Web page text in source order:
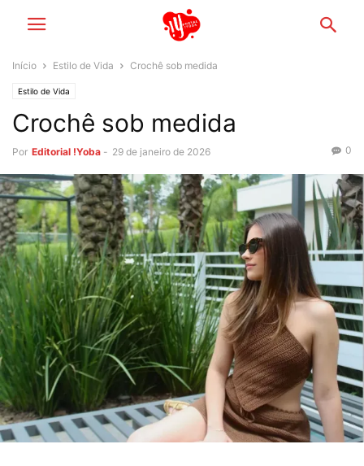
Início Estilo de Vida Crochê sob medida
Estilo de Vida
Crochê sob medida
Por Editorial !Yoba - 29 de janeiro de 2026 0